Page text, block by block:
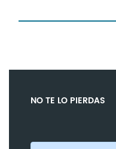
NO TE LO PIERDAS